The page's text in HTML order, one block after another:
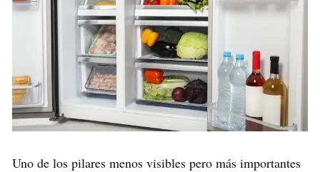
Uno de los pilares menos visibles pero más importantes